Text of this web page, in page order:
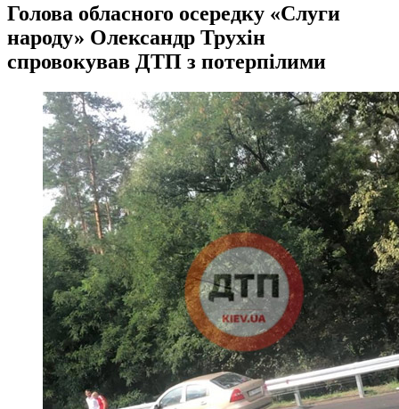
Голова обласного осередку «Слуги
народу» Олександр Трухін
спровокував ДТП з потерпілими